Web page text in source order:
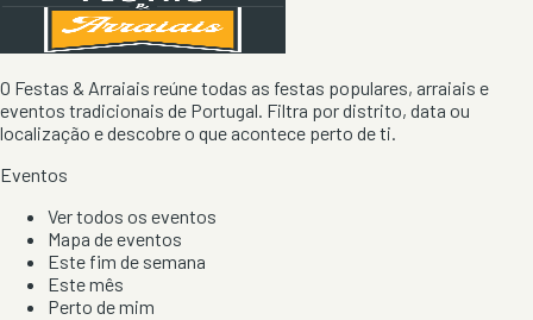
O Festas & Arraiais reúne todas as festas populares, arraiais e
eventos tradicionais de Portugal. Filtra por distrito, data ou
localização e descobre o que acontece perto de ti.
Eventos
Ver todos os eventos
Mapa de eventos
Este fim de semana
Este mês
Perto de mim